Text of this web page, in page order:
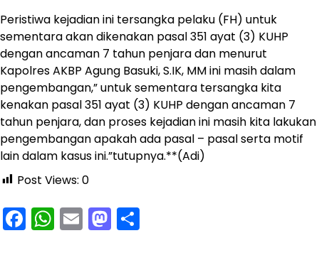
Peristiwa kejadian ini tersangka pelaku (FH) untuk
sementara akan dikenakan pasal 351 ayat (3) KUHP
dengan ancaman 7 tahun penjara dan menurut
Kapolres AKBP Agung Basuki, S.IK, MM ini masih dalam
pengembangan,” untuk sementara tersangka kita
kenakan pasal 351 ayat (3) KUHP dengan ancaman 7
tahun penjara, dan proses kejadian ini masih kita lakukan
pengembangan apakah ada pasal – pasal serta motif
lain dalam kasus ini.”tutupnya.**(Adi)
Post Views: 0
Facebook
WhatsApp
EmailMastodon